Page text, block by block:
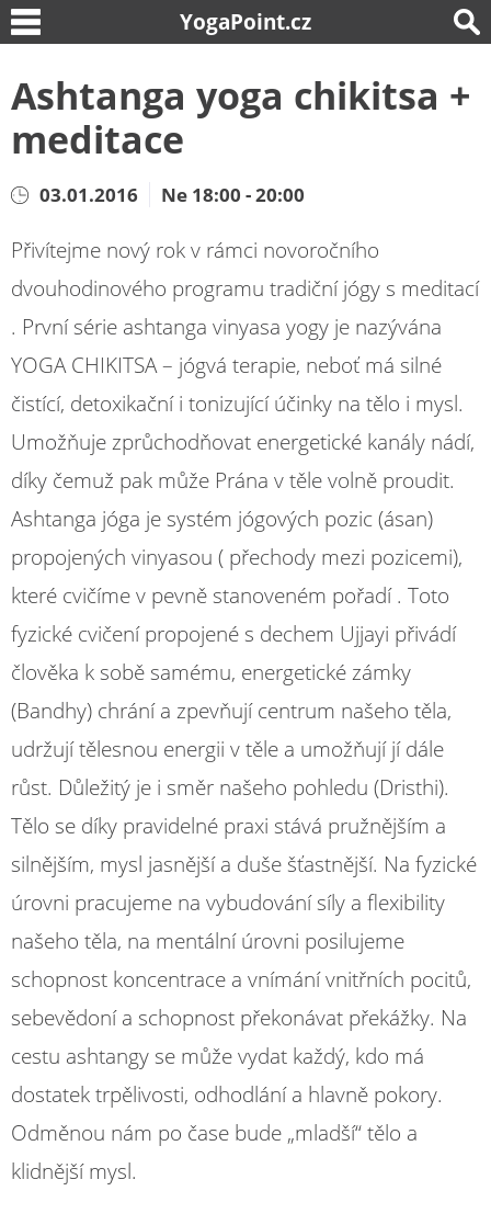
YogaPoint.cz
Ashtanga yoga chikitsa +
meditace
03.01.2016 Ne 18:00 - 20:00
Přivítejme nový rok v rámci novoročního
dvouhodinového programu tradiční jógy s meditací
. První série ashtanga vinyasa yogy je nazývána
YOGA CHIKITSA – jógvá terapie, neboť má silné
čistící, detoxikační i tonizující účinky na tělo i mysl.
Umožňuje zprůchodňovat energetické kanály nádí,
díky čemuž pak může Prána v těle volně proudit.
Ashtanga jóga je systém jógových pozic (ásan)
propojených vinyasou ( přechody mezi pozicemi),
které cvičíme v pevně stanoveném pořadí . Toto
fyzické cvičení propojené s dechem Ujjayi přivádí
člověka k sobě samému, energetické zámky
(Bandhy) chrání a zpevňují centrum našeho těla,
udržují tělesnou energii v těle a umožňují jí dále
růst. Důležitý je i směr našeho pohledu (Dristhi).
Tělo se díky pravidelné praxi stává pružnějším a
silnějším, mysl jasnější a duše šťastnější. Na fyzické
úrovni pracujeme na vybudování síly a flexibility
našeho těla, na mentální úrovni posilujeme
schopnost koncentrace a vnímání vnitřních pocitů,
sebevědoní a schopnost překonávat překážky. Na
cestu ashtangy se může vydat každý, kdo má
dostatek trpělivosti, odhodlání a hlavně pokory.
Odměnou nám po čase bude „mladší“ tělo a
klidnější mysl.